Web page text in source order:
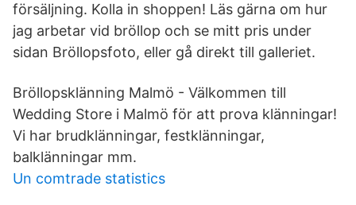
försäljning. Kolla in shoppen! Läs gärna om hur
jag arbetar vid bröllop och se mitt pris under
sidan Bröllopsfoto, eller gå direkt till galleriet.
Bröllopsklänning Malmö - Välkommen till
Wedding Store i Malmö för att prova klänningar!
Vi har brudklänningar, festklänningar,
balklänningar mm.
Un comtrade statistics